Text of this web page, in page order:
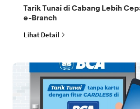
Tarik Tunai di Cabang Lebih
e-Branch
Lihat Detail